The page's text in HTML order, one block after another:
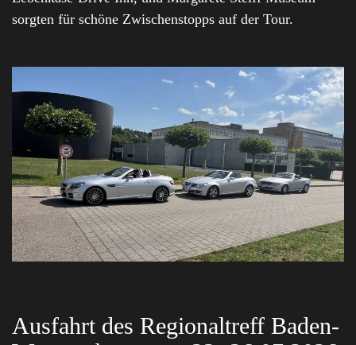
sorgten für schöne Zwischenstopps auf der Tour.
Ausfahrt des Regionaltreff Baden-